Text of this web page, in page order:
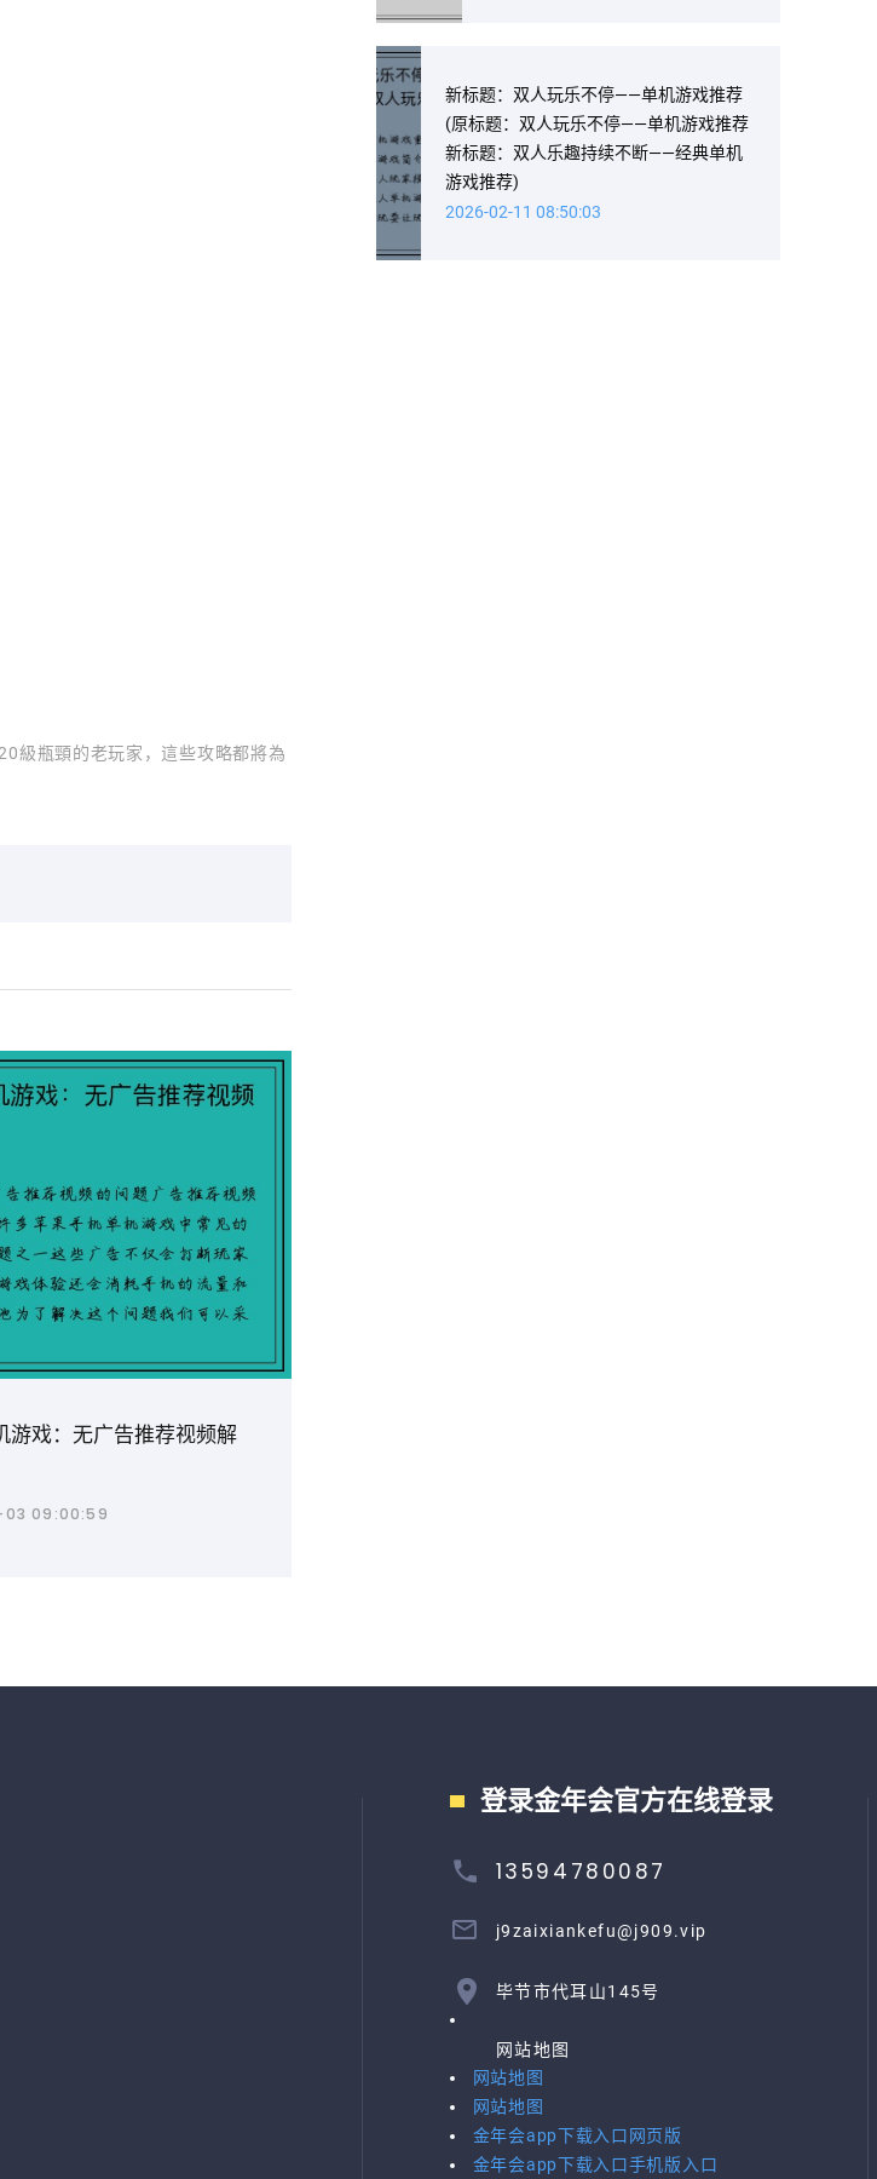
級瓶頸的老玩家，這些攻略都將為
游戏：无广告推荐视频解
09:00:59
新标题：双人玩乐不停——单机游戏推荐
(原标题：双人玩乐不停——单机游戏推荐
新标题：双人乐趣持续不断——经典单机
游戏推荐)
2026-02-11 08:50:03
登录金年会官方在线登录
13594780087
j9zaixiankefu@j909.vip
毕节市代耳山145号
网站地图
网站地图
网站地图
金年会app下载入口网页版
金年会app下载入口手机版入口